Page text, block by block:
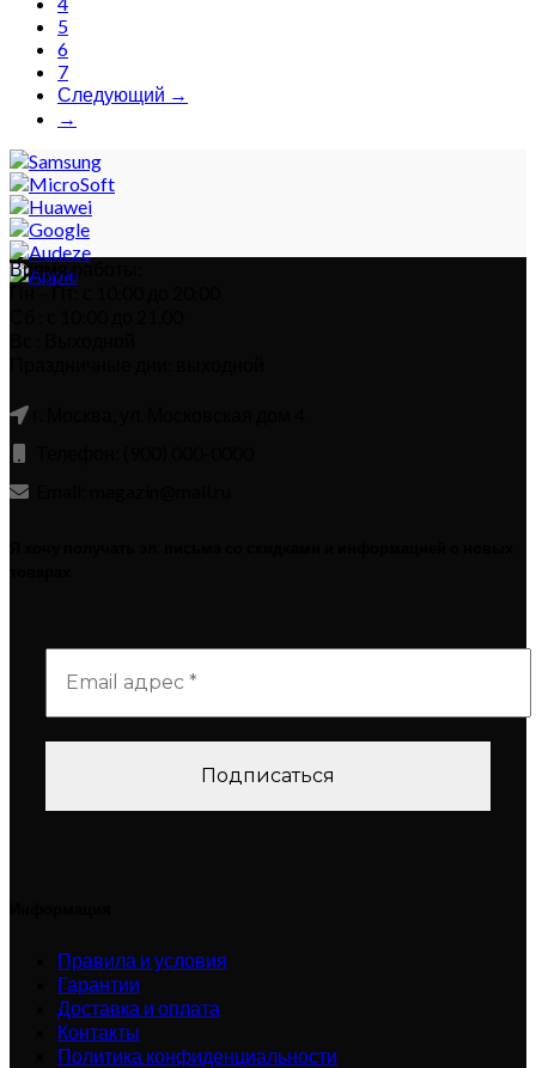
5
6
7
Следующий →
→
Время работы:
Пн – Пт: с 10:00 до 20:00
Правила и условия
Гарантии
Доставка и оплата
Контакты
Политика конфиденциальности